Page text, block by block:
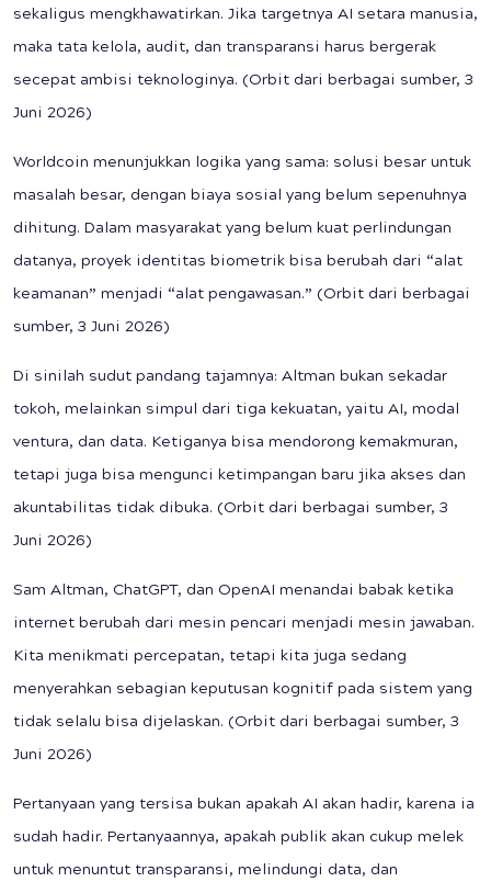
sekaligus mengkhawatirkan. Jika targetnya AI setara manusia,
maka tata kelola, audit, dan transparansi harus bergerak
secepat ambisi teknologinya. (Orbit dari berbagai sumber, 3
Juni 2026)
Worldcoin menunjukkan logika yang sama: solusi besar untuk
masalah besar, dengan biaya sosial yang belum sepenuhnya
dihitung. Dalam masyarakat yang belum kuat perlindungan
datanya, proyek identitas biometrik bisa berubah dari “alat
keamanan” menjadi “alat pengawasan.” (Orbit dari berbagai
sumber, 3 Juni 2026)
Di sinilah sudut pandang tajamnya: Altman bukan sekadar
tokoh, melainkan simpul dari tiga kekuatan, yaitu AI, modal
ventura, dan data. Ketiganya bisa mendorong kemakmuran,
tetapi juga bisa mengunci ketimpangan baru jika akses dan
akuntabilitas tidak dibuka. (Orbit dari berbagai sumber, 3
Juni 2026)
Sam Altman, ChatGPT, dan OpenAI menandai babak ketika
internet berubah dari mesin pencari menjadi mesin jawaban.
Kita menikmati percepatan, tetapi kita juga sedang
menyerahkan sebagian keputusan kognitif pada sistem yang
tidak selalu bisa dijelaskan. (Orbit dari berbagai sumber, 3
Juni 2026)
Pertanyaan yang tersisa bukan apakah AI akan hadir, karena ia
sudah hadir. Pertanyaannya, apakah publik akan cukup melek
untuk menuntut transparansi, melindungi data, dan